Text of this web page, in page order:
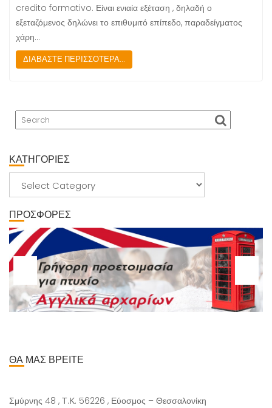
credito formativo. Είναι ενιαία εξέταση , δηλαδή ο
εξεταζόμενος δηλώνει το επιθυμιτό επίπεδο, παραδείγματος
χάρη…
ΔΙΑΒΑΣΤΕ ΠΕΡΙΣΣΟΤΕΡΑ...
ΚΑΤΗΓΟΡΙΕΣ
ΚΑΤΗΓΟΡΙΕΣ
ΠΡΟΣΦΟΡΕΣ
ΘΑ ΜΑΣ ΒΡΕΙΤΕ
Σμύρνης 48 , Τ.Κ. 56226 , Εύοσμος – Θεσσαλονίκη